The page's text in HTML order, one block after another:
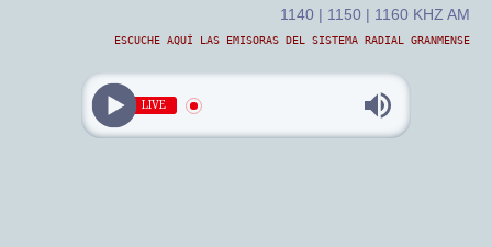
1140 | 1150 | 1160 KHZ AM
ESCUCHE AQUÍ LAS EMISORAS DEL SISTEMA RADIAL GRANMENSE
LIVE